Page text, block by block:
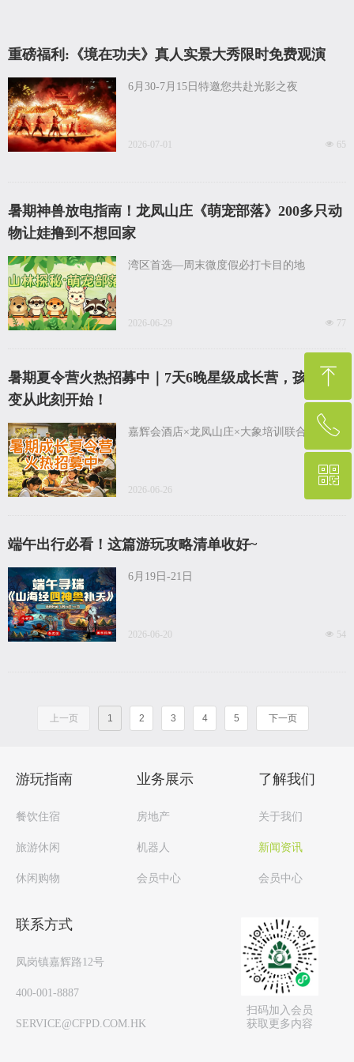
重磅福利:《境在功夫》真人实景大秀限时免费观演
6月30-7月15日特邀您共赴光影之夜
넶 65
2026-07-01
暑期神兽放电指南！龙凤山庄《萌宠部落》200多只动
物让娃撸到不想回家
湾区首选—周末微度假必打卡目的地
넶 77
2026-06-29
暑期夏令营火热招募中｜7天6晚星级成长营，孩子蜕
变从此刻开始！
嘉辉会酒店×龙凤山庄×大象培训联合运营
2026-06-26
端午出行必看！这篇游玩攻略清单收好~
6月19日-21日
넶 54
2026-06-20
上一页 1 2 3 4 5 下一页
游玩指南
餐饮住宿
旅游休闲
休闲购物
房地产
机器人
会员中心
业务展示
关于我们
新闻资讯
会员中心
了解我们
联系方式
凤岗镇嘉辉路12号
400-001-8887
SERVICE@CFPD.COM.HK
扫码加入会员
获取更多内容
ꁸ
回到顶部
ꂅ
400-001-8887
ꀥ